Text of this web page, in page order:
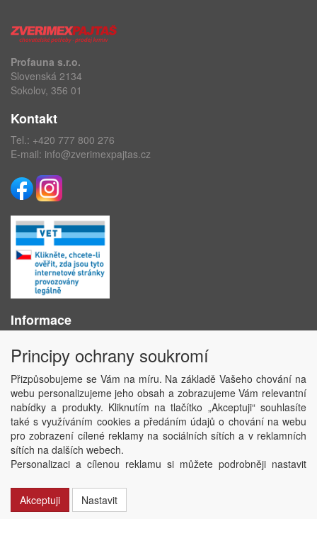
Profauna s.r.o.
Slovenská 2134
Sokolov, 356 01
Kontakt
Tel.: +420 777 800 276
E-mail: info@zverimexpajtas.cz
Informace
Obchodní podmínky
Ochrana osobních údajů
Kontakt
Losování účtenek
Aktuality
Nastavení soukromí
Copyright © ABRA Software a.s. 2020
Principy ochrany soukromí
Přizpůsobujeme se Vám na míru. Na základě Vašeho chování na
webu personalizujeme jeho obsah a zobrazujeme Vám relevantní
nabídky a produkty. Kliknutím na tlačítko „Akceptuji“ souhlasíte
také s využíváním cookies a předáním údajů o chování na webu
pro zobrazení cílené reklamy na sociálních sítích a v reklamních
sítích na dalších webech.
Personalizaci a cílenou reklamu si můžete podrobněji nastavit
Akceptuji
Nastavit